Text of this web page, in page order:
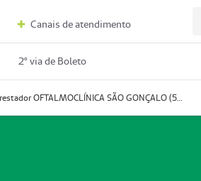
Canais de atendimento
2º via de Boleto
Prestador OFTALMOCLÍNICA SÃO GONÇALO (55004164-2)